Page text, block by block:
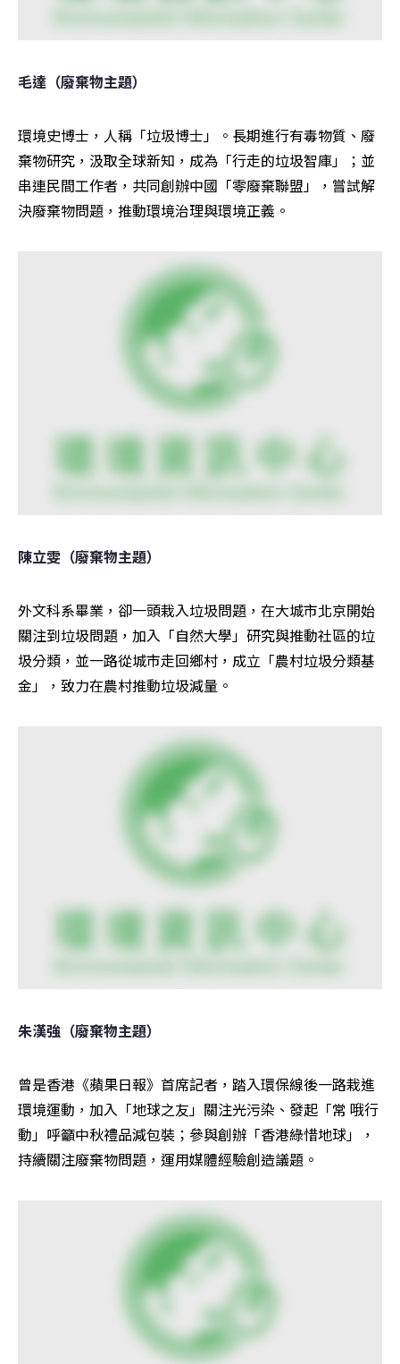
毛達（廢棄物主題）
環境史博士，人稱「垃圾博士」。長期進行有毒物質、廢
棄物研究，汲取全球新知，成為「行走的垃圾智庫」；並
串連民間工作者，共同創辦中國「零廢棄聯盟」，嘗試解
決廢棄物問題，推動環境治理與環境正義。
陳立雯（廢棄物主題）
外文科系畢業，卻一頭栽入垃圾問題，在大城市北京開始
關注到垃圾問題，加入「自然大學」研究與推動社區的垃
圾分類，並一路從城市走回鄉村，成立「農村垃圾分類基
金」，致力在農村推動垃圾減量。
朱漢強（廢棄物主題）
曾是香港《蘋果日報》首席記者，踏入環保線後一路栽進
環境運動，加入「地球之友」關注光污染、發起「常 哦行
動」呼籲中秋禮品減包裝；參與創辦「香港綠惜地球」，
持續關注廢棄物問題，運用媒體經驗創造議題。